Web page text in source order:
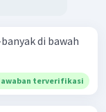
di bawah
terverifikasi